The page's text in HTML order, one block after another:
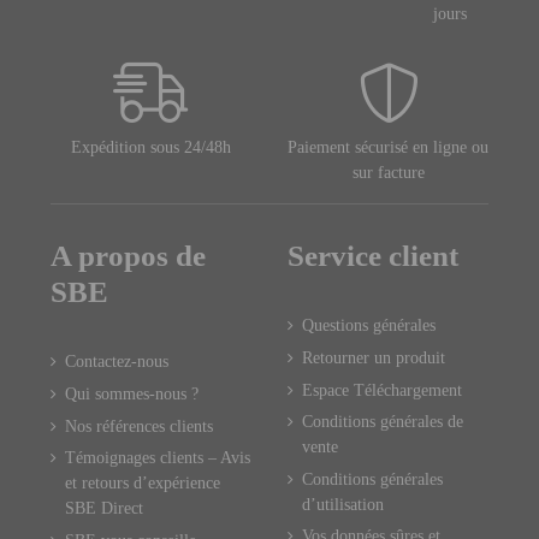
jours
Expédition sous 24/48h
Paiement sécurisé en ligne ou
sur facture
A propos de
SBE
Contactez-nous
Qui sommes-nous ?
Nos références clients
Témoignages clients – Avis
et retours d’expérience
SBE Direct
Service client
Questions générales
Retourner un produit
Espace Téléchargement
Conditions générales de
vente
Conditions générales
d’utilisation